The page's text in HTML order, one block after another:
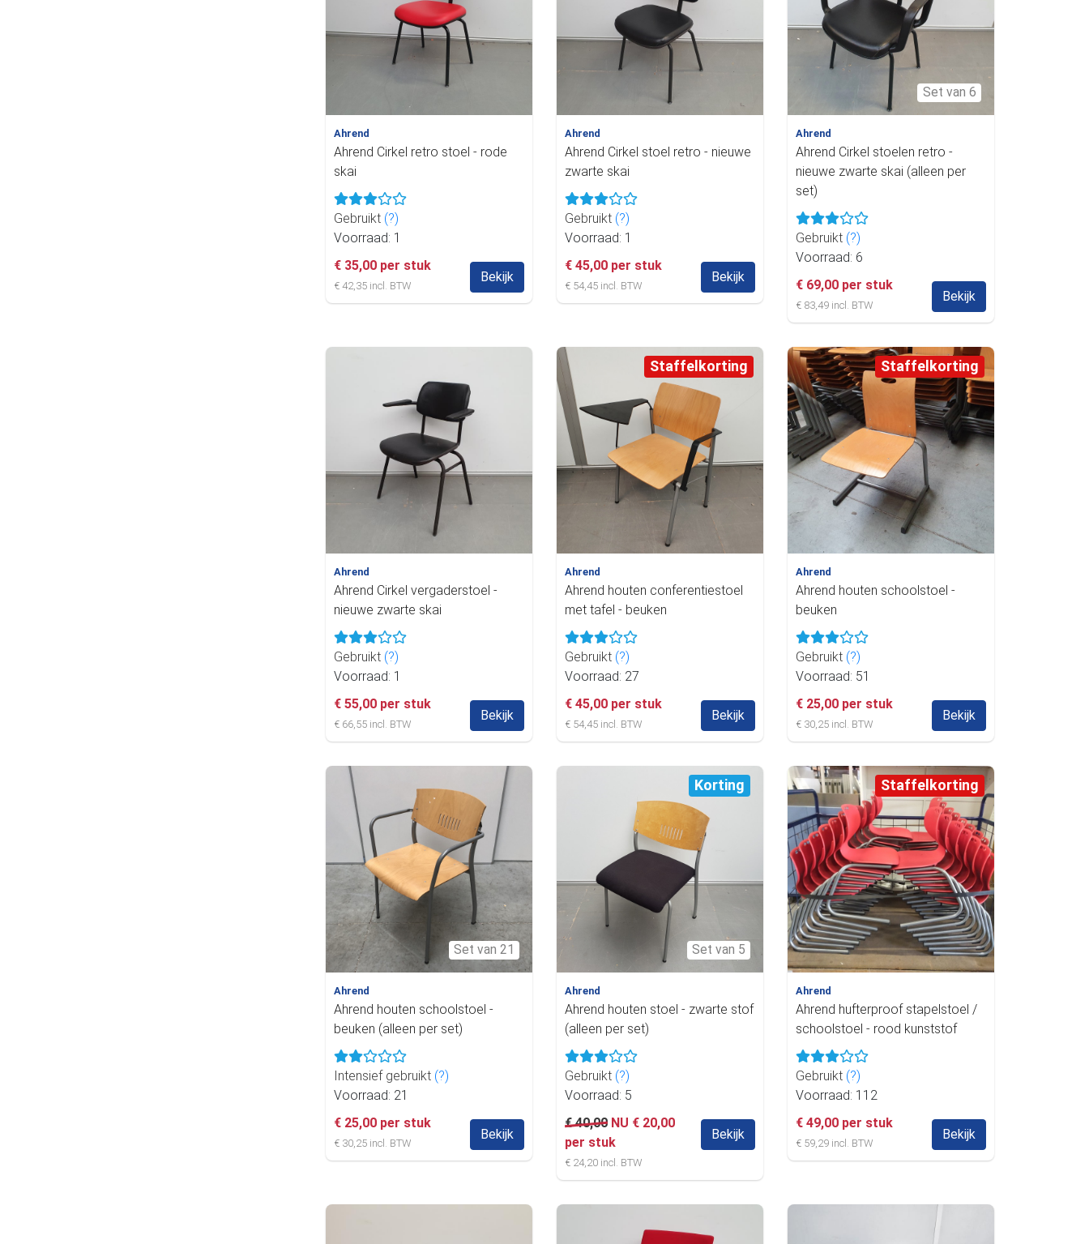
Ahrend
Ahrend Cirkel retro stoel - rode
skai
Gebruikt (?)
Voorraad: 1
€ 35,00 per stuk
€ 42,35 incl. BTW
Bekijk
Ahrend
Ahrend Cirkel stoel retro - nieuwe
zwarte skai
Gebruikt (?)
Voorraad: 1
€ 45,00 per stuk
€ 54,45 incl. BTW
Bekijk
Set van 6
Ahrend
Ahrend Cirkel stoelen retro -
nieuwe zwarte skai (alleen per
set)
Gebruikt (?)
Voorraad: 6
€ 69,00 per stuk
€ 83,49 incl. BTW
Bekijk
Ahrend
Ahrend Cirkel vergaderstoel -
nieuwe zwarte skai
Gebruikt (?)
Voorraad: 1
€ 55,00 per stuk
€ 66,55 incl. BTW
Bekijk
Staffelkorting
Ahrend
Ahrend houten conferentiestoel
met tafel - beuken
Gebruikt (?)
Voorraad: 27
€ 45,00 per stuk
€ 54,45 incl. BTW
Bekijk
Staffelkorting
Ahrend
Ahrend houten schoolstoel -
beuken
Gebruikt (?)
Voorraad: 51
€ 25,00 per stuk
€ 30,25 incl. BTW
Bekijk
Set van 21
Ahrend
Ahrend houten schoolstoel -
beuken (alleen per set)
Intensief gebruikt (?)
Voorraad: 21
€ 25,00 per stuk
€ 30,25 incl. BTW
Bekijk
Korting
Set van 5
Ahrend
Ahrend houten stoel - zwarte stof
(alleen per set)
Gebruikt (?)
Voorraad: 5
€ 40,00NU € 20,00
per stuk
€ 24,20 incl. BTW
Bekijk
Staffelkorting
Ahrend
Ahrend hufterproof stapelstoel /
schoolstoel - rood kunststof
Gebruikt (?)
Voorraad: 112
€ 49,00 per stuk
€ 59,29 incl. BTW
Bekijk